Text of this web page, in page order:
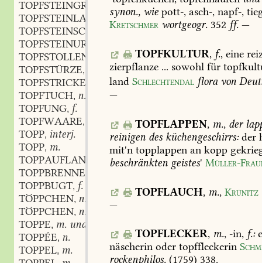
TOPFSTEINGRUBE
f.
TOPFSTEINLAGER
,n.
TOPFSTEINSCHIEFER,m.
TOPFSTEINURNE
TOPFSTOLLEN
TOPFSTÜRZE,
TOPFSTRICKER
TOPFTUCH, n.
TOPFUNG, f.
TOPFWAARE,
TOPP, interj.
TOPP, m.
TOPPAUFLANGER
m.
TOPPBRENNEN
TOPPBUGT, f.
TÖPPCHEN, n.
TÖPPCHEN, n.
TOPPE, m. und f.
TOPPÉE, n.
TOPPEL, m.
synon., wie pott-, asch-, napf-,
Kretschmer wortgeogr. 352 ff. —
TOPFKULTUR, f.,eine
zierpflanze ... sowohl für
land Schlechtendal floravon
—
TOPFLAPPEN, m., der
reinigen des küchengeschirrs:der
mit'n topplappen an kopp
beschränkten geistes' Müller-
TOPFLAUCH, m., Krünitz
—
TOPFLECKER, m.,-in, f.:
näscherin oder topffleckerin
rockenphilos. (1759) 338.